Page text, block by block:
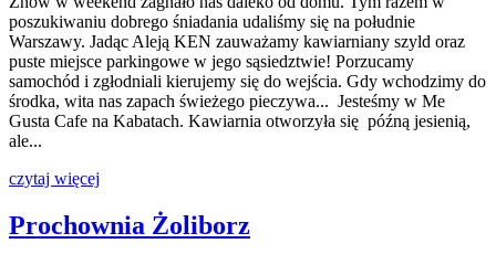
poszukiwaniu dobrego śniadania udaliśmy się na południe
Warszawy. Jadąc Aleją KEN zauważamy kawiarniany szyld oraz
puste miejsce parkingowe w jego sąsiedztwie! Porzucamy
samochód i zgłodniali kierujemy się do wejścia. Gdy wchodzimy do
środka, wita nas zapach świeżego pieczywa... Jesteśmy w Me
Gusta Cafe na Kabatach. Kawiarnia otworzyła się późną jesienią,
ale...
czytaj więcej
Prochownia Żoliborz